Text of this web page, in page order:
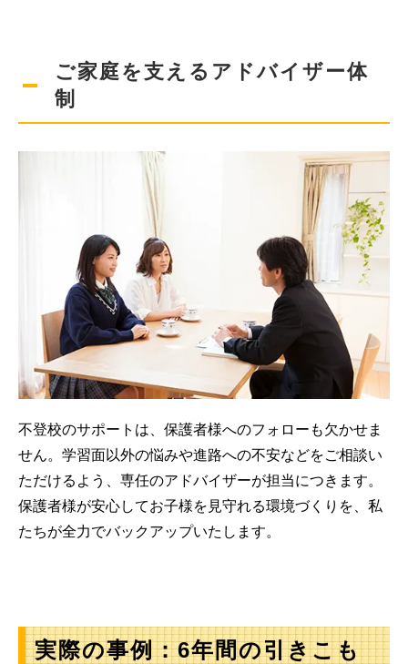
ご家庭を支えるアドバイザー体
制
不登校のサポートは、保護者様へのフォローも欠かせま
せん。学習面以外の悩みや進路への不安などをご相談い
ただけるよう、専任のアドバイザーが担当につきます。
保護者様が安心してお子様を見守れる環境づくりを、私
たちが全力でバックアップいたします。
実際の事例：6年間の引きこも